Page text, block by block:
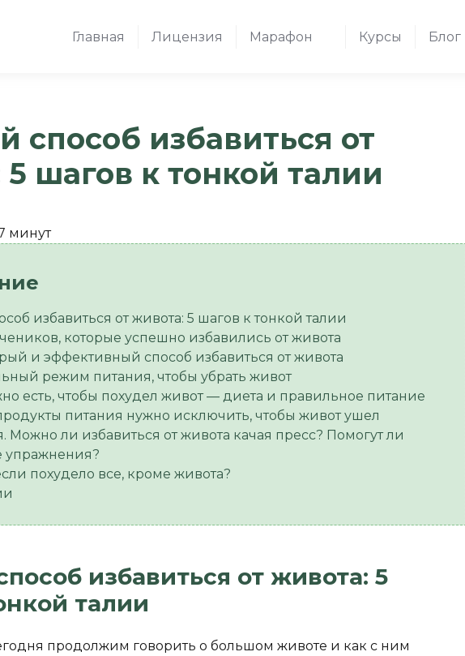
Главная Лицензия Марафон Курсы Блог
способ избавиться от
шагов к тонкой талии
минут
избавиться от живота: 5 шагов к тонкой талии
которые успешно избавились от живота
и эффективный способ избавиться от живота
режим питания, чтобы убрать живот
есть, чтобы похудел живот — диета и правильное питание
питания нужно исключить, чтобы живот ушел
Можно ли избавиться от живота качая пресс? Помогут ли
упражнения?
похудело все, кроме живота?
избавиться от живота: 5
талии
продолжим говорить о большом животе и как с ним